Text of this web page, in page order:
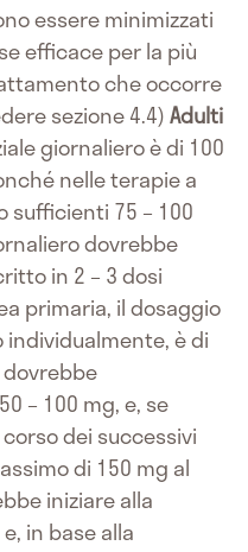
essere minimizzati
efficace per la più
che occorre
sezione 4.4)Adulti
giornaliero è di 100
nelle terapie a
sufficienti 75 – 100
dovrebbe
in 2 – 3 dosi
primaria, il dosaggio
è di
dovrebbe
– 100 mg, e, se
dei successivi
di 150 mg al
iniziare alla
in base alla